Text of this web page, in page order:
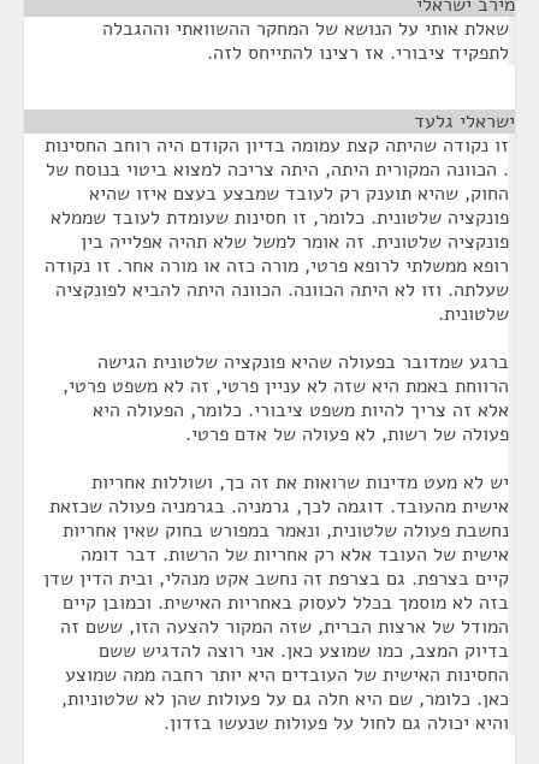
שאלת אותי על הנושא של המחקר ההשוואתי וההגבלה
לתפקיד ציבורי. אז רצינו להתייחס לזה.
ישראלי גלעד
זו נקודה שהיתה קצת עמומה בדיון הקודם היה רוחב החסינות
. הכוונה המקורית היתה, היתה צריכה למצוא ביטוי בנוסח של
החוק, שהיא תוענק רק לעובד שמבצע בעצם איזו שהיא
פונקציה שלטונית. כלומר, זו חסינות שעומדת לעובד שממלא
פונקציה שלטונית. זה אומר למשל שלא תהיה אפלייה בין
רופא ממשלתי לרופא פרטי, מורה כזה או מורה אחר. זו נקודה
שעלתה. וזו לא היתה הכוונה. הכוונה היתה להביא לפונקציה
שלטונית.
ברגע שמדובר בפעולה שהיא פונקציה שלטונית הגישה
הרווחת באמת היא שזה לא עניין פרטי, זה לא משפט פרטי,
אלא זה צריך להיות משפט ציבורי. כלומר, הפעולה היא
פעולה של רשות, לא פעולה של אדם פרטי.
יש לא מעט מדינות שרואות את זה כך, ושוללות אחריות
אישית מהעובד. דוגמה לכך, גרמניה. בגרמניה פעולה שכזאת
נחשבת פעולה שלטונית, ונאמר במפורש בחוק שאין אחריות
אישית של העובד אלא רק אחריות של הרשות. דבר דומה
קיים בצרפת. גם בצרפת זה נחשב אקט מנהלי, ובית הדין שדן
בזה לא מוסמך בכלל לעסוק באחריות האישית. וכמובן קיים
המודל של ארצות הברית, שזה המקור להצעה הזו, ששם זה
בדיוק המצב, כמו שמוצע כאן. אני רוצה להדגיש ששם
החסינות האישית של העובדים היא יותר רחבה ממה שמוצע
כאן. כלומר, שם היא חלה גם על פעולות שהן לא שלטוניות,
והיא יכולה גם לחול על פעולות שנעשו בזדון.